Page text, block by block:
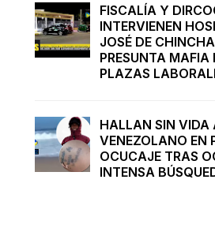
FISCALÍA Y
INTERVIENEN
JOSÉ DE
PRESUNTA MAFIA
PLAZAS
HALLAN SIN VIDA
VENEZOLANO EN
OCUCAJE TRAS
INTENSA